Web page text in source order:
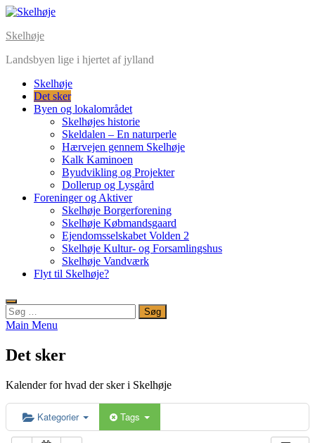
Skip
content
Skelhøje
Landsbyen lige i hjertet af jylland
Skelhøje
Det sker
Byen og lokalområdet
Skelhøjes historie
Skeldalen – En naturperle
Hærvejen gennem Skelhøje
Kalk Kaminoen
Byudvikling og Projekter
Dollerup og Lysgård
Foreninger og Aktiver
Skelhøje Borgerforening
Skelhøje Købmandsgaard
Ejendomsselskabet Volden 2
Skelhøje Kultur- og Forsamlingshus
Skelhøje Vandværk
Flyt til Skelhøje?
Søg
efter:
Main Menu
Det sker
Kalender for hvad der sker i Skelhøje
Kategorier Tags